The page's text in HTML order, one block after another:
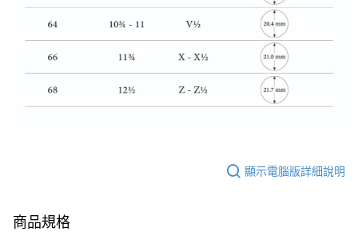
顯示電腦版詳細說明
商品規格